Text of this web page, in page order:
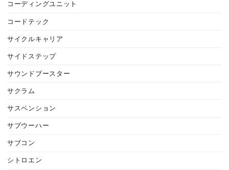
コーディングユニット
コードテック
サイクルキャリア
サイドステップ
サウンドブースター
サクラム
サスペンション
サブウーハー
サブコン
シトロエン